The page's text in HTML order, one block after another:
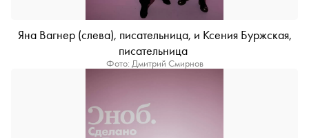
Яна Вагнер (слева), писательница, и Ксения Буржская,
писательница
Фото: Дмитрий Смирнов